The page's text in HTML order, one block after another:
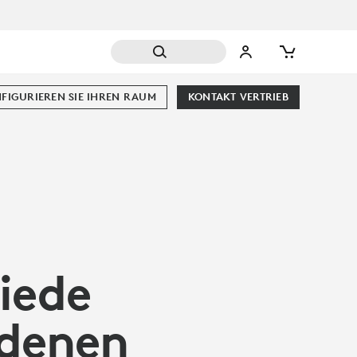
KONTAKT VERTRIEB
SIE IHREN RAUM